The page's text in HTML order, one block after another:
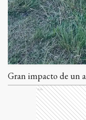
Gran impacto de un
Ads